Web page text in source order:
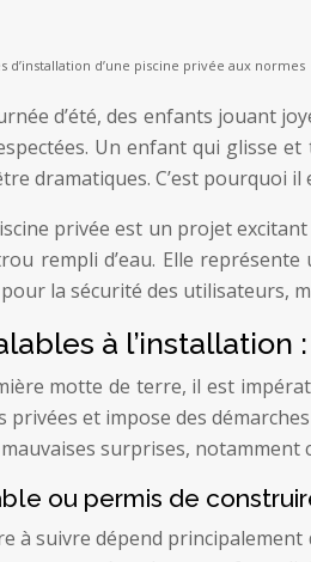
d’installation d’une piscine privée aux normes
d’été, des enfants jouant
Un enfant qui glisse
dramatiques. C’est pourquoi
privée est un projet
rempli d’eau. Elle
la sécurité des utilisateurs,
à
motte de terre, il est
privées et impose des
surprises,
ou permis de
à suivre dépend